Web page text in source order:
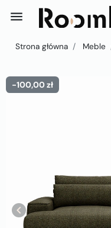
menu
Strona główna Meble
-100,00 zł
Poprzedni
keyboard_arrow_left